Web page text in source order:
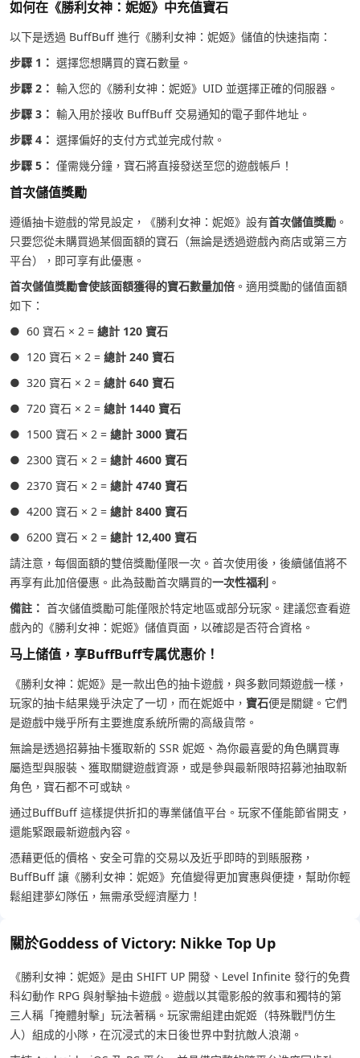
如何在《勝利女神：妮姬》中充值寶石
以下是透過 BuffBuff 進行《勝利女神：妮姬》儲值的快速指南：
步驟 1： 選擇您想購買的寶石數量。
步驟 2： 輸入您的《勝利女神：妮姬》UID 並選擇正確的伺服器。
步驟 3： 輸入用於接收 BuffBuff 交易通知的電子郵件地址。
步驟 4： 選擇偏好的支付方式並完成付款。
步驟 5： 僅需幾分鐘，寶石將直接發送至您的遊戲帳戶！
首次儲值獎勵
遵循抽卡遊戲的常見設定，《勝利女神：妮姬》設有首次儲值獎勵 。
只要您從未購買過某個面額的寶石（無論是透過遊戲內商店或第三方
平台），即可享有此優惠。
首次儲值獎勵會使該面額獲得的寶石數量加倍 。適用獎勵的儲值面額
如下：
● 60 寶石 × 2 = 總計 120 寶石
● 120 寶石 × 2 = 總計 240 寶石
● 320 寶石 × 2 = 總計 640 寶石
● 720 寶石 × 2 = 總計 1440 寶石
● 1500 寶石 × 2 = 總計 3000 寶石
● 2300 寶石 × 2 = 總計 4600 寶石
● 2370 寶石 × 2 = 總計 4740 寶石
● 4200 寶石 × 2 = 總計 8400 寶石
● 6200 寶石 × 2 = 總計 12,400 寶石
請注意，每個面額的雙倍獎勵僅限一次。首次使用後，後續儲值將不
再享有此加倍優惠。此為鼓勵首次購買的一次性福利 。
備註： 首次儲值獎勵可能僅限於特定地區或部分玩家。建議您查看遊
戲內的《勝利女神：妮姬》儲值頁面，以確認是否符合資格。
马上储值，享BuffBuff专属优惠价！
《勝利女神：妮姬》是一款出色的抽卡遊戲，與多數同類遊戲一樣，
玩家的抽卡結果幾乎決定了一切，而在妮姬中， 寶石便是關鍵。它們
是遊戲中幾乎所有主要進度系統所需的高級貨幣。
無論是透過招募抽卡獲取新的 SSR 妮姬、為你最喜愛的角色購買專
屬造型與服裝、獲取關鍵遊戲資源，或是參與最新限時招募池抽取新
角色，寶石都不可或缺。
通过BuffBuff 這樣提供折扣的專業儲值平台。玩家不僅能節省開支，
還能緊跟最新遊戲內容。
憑藉更低的價格、安全可靠的交易以及近乎即時的到賬服務，
BuffBuff 讓《勝利女神：妮姬》充值變得更加實惠與便捷，幫助你輕
鬆組建夢幻隊伍，無需承受經濟壓力！
關於Goddess of Victory: Nikke Top Up
《勝利女神：妮姬》是由 SHIFT UP 開發、Level Infinite 發行的免費
科幻動作 RPG 與射擊抽卡遊戲。遊戲以其電影般的敘事和獨特的第
三人稱「掩體射擊」玩法著稱。玩家需組建由妮姬（特殊戰鬥仿生
人）組成的小隊，在沉浸式的末日後世界中對抗敵人浪潮。